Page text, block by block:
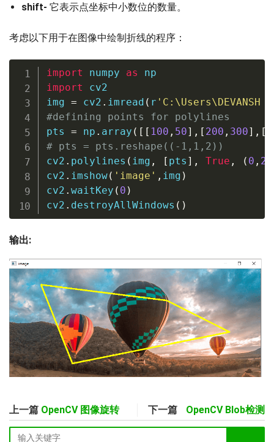
shift- 它表示点坐标中小数位的数量。
考虑以下用于在图像中绘制折线的程序：
import numpy as
import cv2
img = cv2 . imread ( r 'C:\Users\DEVANSH
#defining points for polylines
pts = np . array ( [ [ 100 , 50] , [ 200 , 300] , [
# pts = pts.reshape((-1,1,2))
cv2 . polylines ( img , [ pts ] , True , ( 0 ,
cv2 . imshow( 'image' , img )
cv2 . waitKey ( 0 )
cv2 . destroyAllWindows ( )
输出:
上一篇 OpenCV 图像旋转 下一篇 OpenCV Blob检测